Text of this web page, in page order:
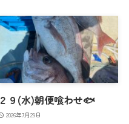
２９(水)朝便喰わせ🐟
2026年7月29日